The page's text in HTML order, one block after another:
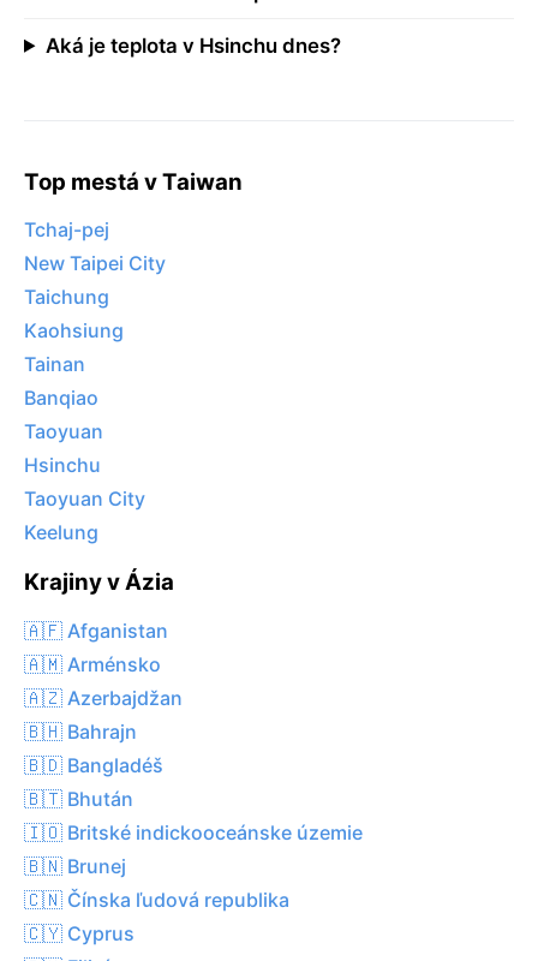
Aká je teplota v Hsinchu dnes?
Top mestá v Taiwan
Tchaj-pej
New Taipei City
Taichung
Kaohsiung
Tainan
Banqiao
Taoyuan
Hsinchu
Taoyuan City
Keelung
Krajiny v Ázia
🇦🇫 Afganistan
🇦🇲 Arménsko
🇦🇿 Azerbajdžan
🇧🇭 Bahrajn
🇧🇩 Bangladéš
🇧🇹 Bhután
🇮🇴 Britské indickooceánske územie
🇧🇳 Brunej
🇨🇳 Čínska ľudová republika
🇨🇾 Cyprus